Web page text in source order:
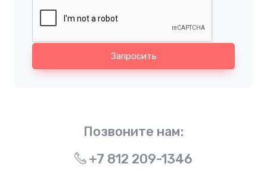
Запросить
Позвоните нам:
+7 812 209-1346